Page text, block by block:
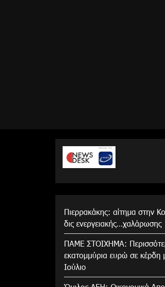
Πιερρακάκης: αίτημα στην
δις ενεργειακής…χαλάρωσης
ΠΑΜΕ ΣΤΟΙΧΗΜΑ:
εκατομμύρια ευρώ σε κέρδη
Ιούλιο